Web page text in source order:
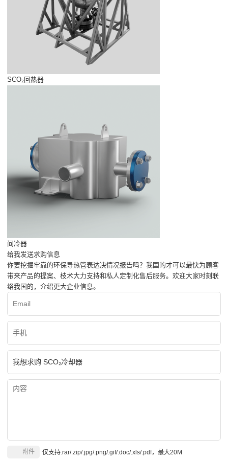
SCO₂回热器
间冷器
给我发送求购信息
你要挖掘牢靠的环保导热管表达决情况报告吗？我国的才可以最快为顾客
带来产品的提案、枝术大力支持和私人定制化售后服务。欢迎大家时刻联
络我国的，介绍更大企业信息。
仅支持.rar/.zip/.jpg/.png/.gif/.doc/.xls/.pdf，最大20M
附件